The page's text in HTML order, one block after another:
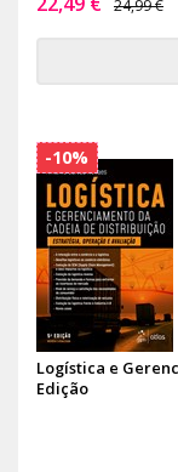
24,99 €
Logística e
Edição
-10%